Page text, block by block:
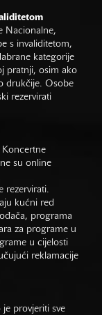
Nacionalne,
s invaliditetom,
kategorije
pratnji, osim ako
drukčije. Osobe
rezervirati
Koncertne
su online
rezervirati.
kućni red
programa
za programe u
u cijelosti
reklamacije
provjeriti sve